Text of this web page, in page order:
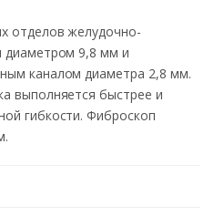
отделов желудочно-
диаметром 9,8 мм и
каналом диаметра 2,8 мм.
выполняется быстрее и
гибкости. Фиброскоп